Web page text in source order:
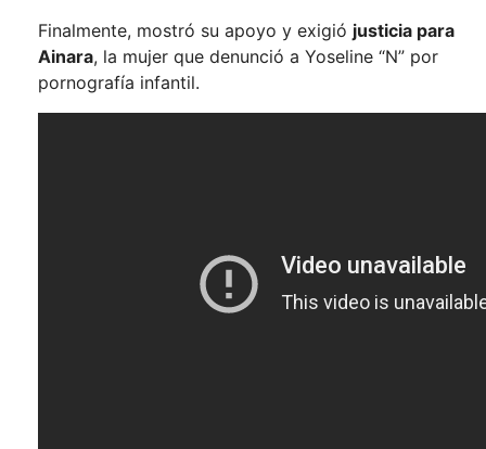
Finalmente, mostró su apoyo y exigió justicia para
Ainara, la mujer que denunció a Yoseline “N” por
pornografía infantil.